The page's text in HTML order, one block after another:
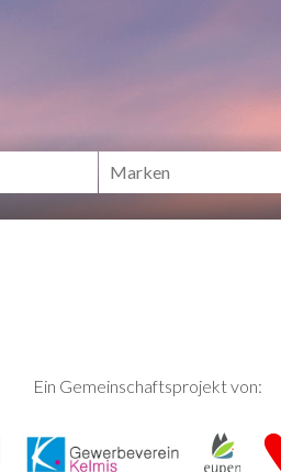
online Shoppen
Ein Gemeinschaftsprojekt von: